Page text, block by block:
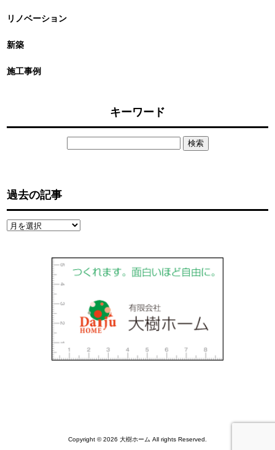
リノベーション
新築
施工事例
キーワード
過去の記事
過
Copyright © 2026 大樹ホーム All rights Reserved.